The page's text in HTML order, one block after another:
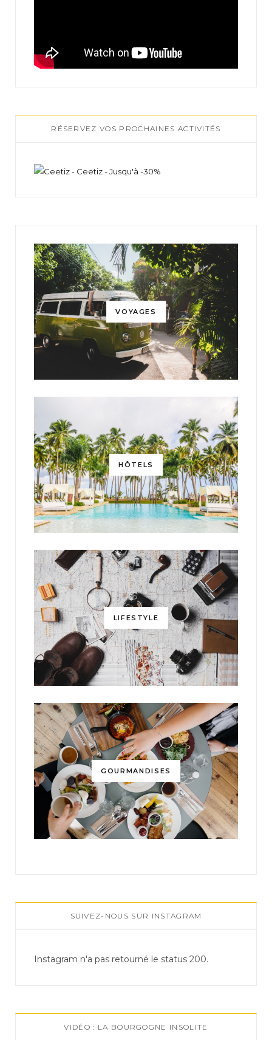
RÉSERVEZ VOS PROCHAINES ACTIVITÉS
VOYAGES
HÔTELS
LIFESTYLE
GOURMANDISES
SUIVEZ-NOUS SUR INSTAGRAM
Instagram n'a pas retourné le status 200.
VIDÉO : LA BOURGOGNE INSOLITE